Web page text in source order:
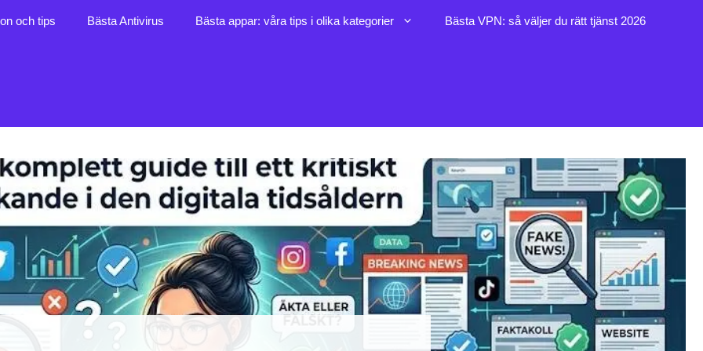
och tips Bästa Antivirus Bästa appar: våra tips i olika kategorier Bästa VPN: så väljer du rätt tjänst 2026